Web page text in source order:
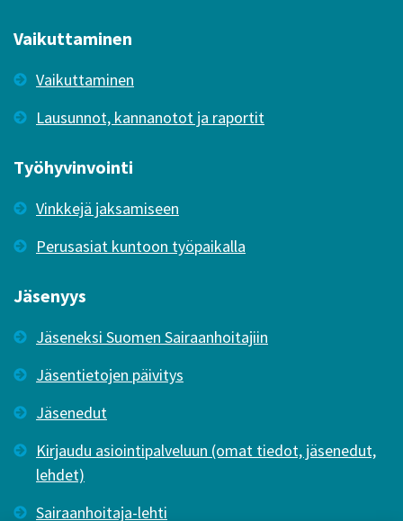
Vaikuttaminen
Vaikuttaminen
Lausunnot, kannanotot ja raportit
Työhyvinvointi
Vinkkejä jaksamiseen
Perusasiat kuntoon työpaikalla
Jäsenyys
Jäseneksi Suomen Sairaanhoitajiin
Jäsentietojen päivitys
Jäsenedut
Kirjaudu asiointipalveluun (omat tiedot, jäsenedut,
lehdet)
Sairaanhoitaja-lehti